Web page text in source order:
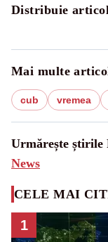
Distribuie
Mai multe
cub vremea
Urmărește știrile
News
CELE MAI
1